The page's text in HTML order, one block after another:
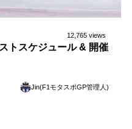
12,765 views
トスケジュール & 開催
Jin(F1モタスポGP管理人)